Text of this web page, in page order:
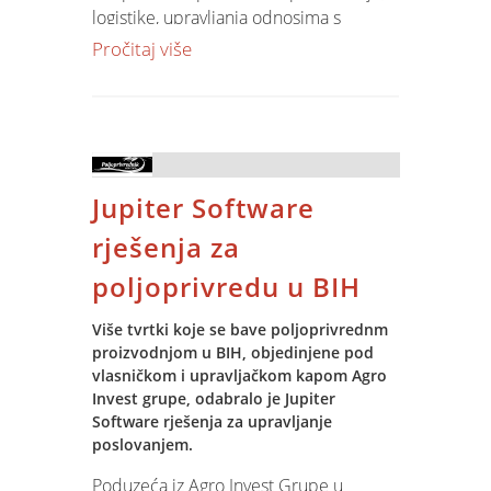
želimo im nastavak uspjeha i radujemo
se što ćemo ih podržati u njihovim
Hrvatska kovnica novca izdala je
prigodni medaljon koji je na proslavi
uručen predstavnicima Spina (Zvonimir
Kasalo, Mario Logara).
logistike, upravljanja odnosima s
kupcima, nabavom, upravljanje
korisnika, instalacija, customizacija
procedura. Projekt će uključiti podršku
tijekom implementacije i dugoročni
support.
Pročitaj više
Jupiter Software
rješenja za
poljoprivredu u BIH
Više tvrtki koje se bave poljoprivrednm
proizvodnjom u BIH, objedinjene pod
vlasničkom i upravljačkom kapom Agro
Invest grupe, odabralo je Jupiter
Software rješenja za upravljanje
poslovanjem.
Poduzeća iz Agro Invest Grupe u